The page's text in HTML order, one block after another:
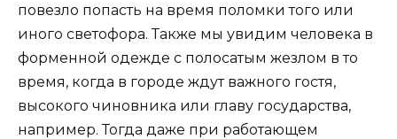
повезло попасть на время поломки того или
иного светофора. Также мы увидим человека в
форменной одежде с полосатым жезлом в то
время, когда в городе ждут важного гостя,
высокого чиновника или главу государства,
например. Тогда даже при работающем